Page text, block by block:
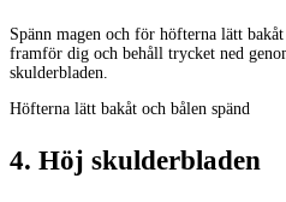
Spänn magen och för höfterna lätt
framför dig och behåll trycket ned
skulderbladen.
Höfterna lätt bakåt och bålen spänd
4. Höj skulderbladen